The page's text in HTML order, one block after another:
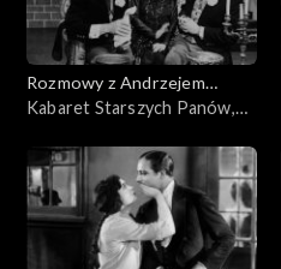
Rozmowy z Andrzejem
Doboszem
Kabaret Starszych Panów,